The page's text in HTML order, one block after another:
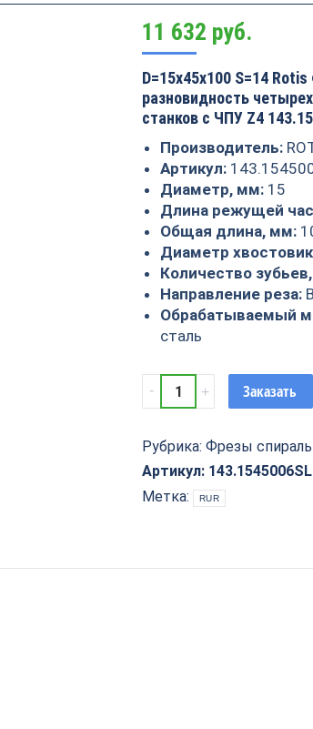
11 632 руб.
D=15x45x100 S=14
разновидность
станков с ЧПУ Z4
Производитель:
Артикул:
Диаметр, мм: 15
Длина режущей
Общая длина, мм:
Диаметр
Количество
Направление реза:
Обрабатываемый
сталь
Фреза
спиральная
стали
Z4
D=15x45x100
quantity
Заказать
Рубрика:Фрезы
Артикул: 143.1545006SL
Метка:
RUR